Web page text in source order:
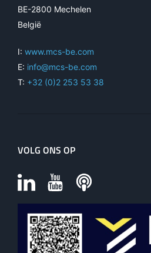
BE-2800 Mechelen
België
I: www.mcs-be.com
E: info@mcs-be.com
T: +32 (0)2 253 53 38
VOLG ONS OP